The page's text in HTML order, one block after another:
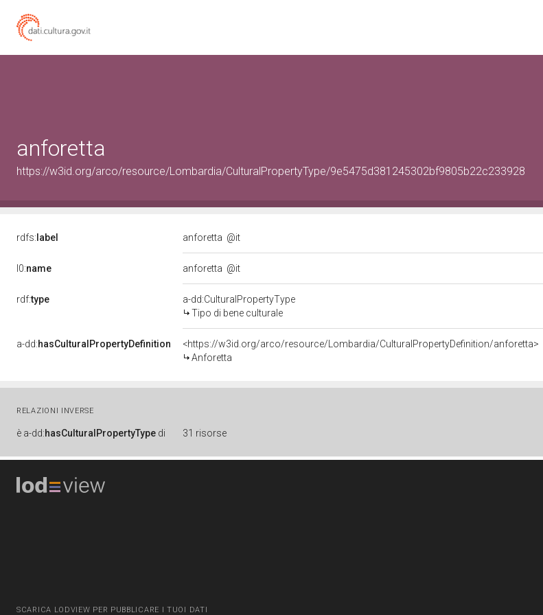
anforetta
https://w3id.org/arco/resource/Lombardia/CulturalPropertyType/9e5475d381245302bf9805b22c233928
rdfs: label anforetta @it
l0:name anforetta @it
rdf:type
a-dd:CulturalPropertyType
Tipo di bene culturale
a-dd:hasCulturalPropertyDefinition
<https://w3id.org/arco/resource/Lombardia/CulturalPropertyDefinition/anforetta>
Anforetta
RELAZIONI INVERSE
è a-dd:hasCulturalPropertyType di 31 risorse
SCARICA LODVIEW PER PUBBLICARE I TUOI DATI